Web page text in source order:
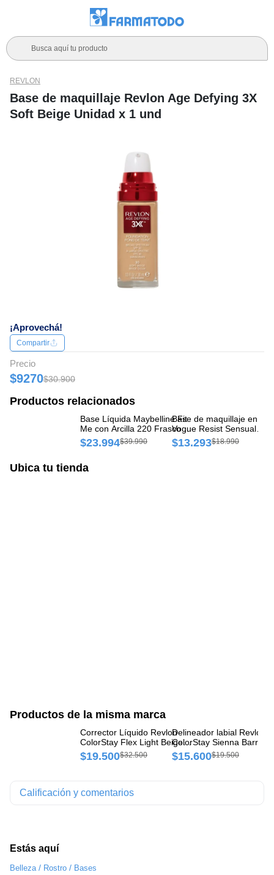
Busca aquí tu producto
Estás aquí
Belleza / Rostro / Bases
¡Aprovechá!
REVLON
Base de maquillaje Revlon Age Defying 3X
Soft Beige Unidad x 1 und
Compartir
Precio
$9270$30.900
Productos relacionados
Base Líquida Maybelline Fit
Me con Arcilla 220 Frasco x
30 ml
$23.994$39.990
Base de maquillaje en
Vogue Resist Sensual
Estuche x 1 und
$13.293$18.990
Ubica tu tienda
Productos de la misma marca
Corrector Líquido Revlon
ColorStay Flex Light Beige
Frasco x 1 und
$19.500$32.500
Delineador labial Revlon
ColorStay Sienna Barra x
und
$15.600$19.500
Calificación y comentarios